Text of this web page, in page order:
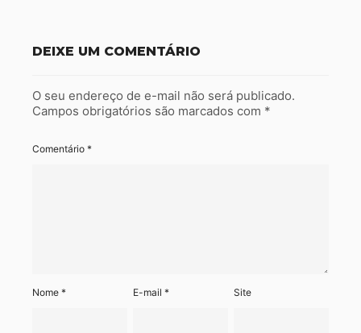
DEIXE UM COMENTÁRIO
O seu endereço de e-mail não será publicado.
Campos obrigatórios são marcados com *
Comentário *
Nome * E-mail* Site